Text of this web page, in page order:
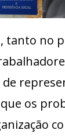
tanto no
os